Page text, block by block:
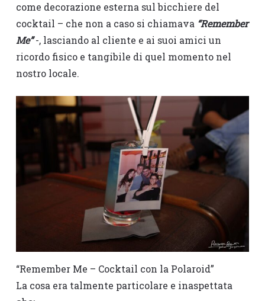
come decorazione esterna sul bicchiere del
cocktail – che non a caso si chiamava “Remember
Me”-, lasciando al cliente e ai suoi amici un
ricordo fisico e tangibile di quel momento nel
nostro locale.
“Remember Me – Cocktail con la Polaroid”
La cosa era talmente particolare e inaspettata